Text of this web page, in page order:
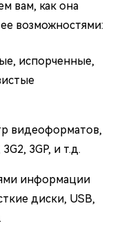
вам, как она
возможностями:
испорченные,
видеоформатов,
3GP, и т.д.
информации
диски, USB,